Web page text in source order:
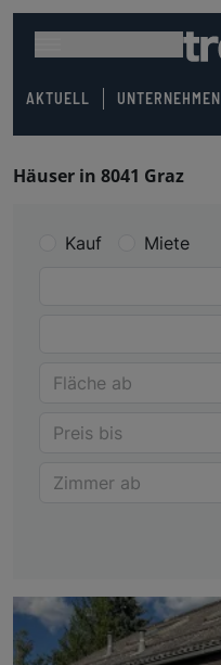
AKTUELL UNTERNEHMEN
Häuser in 8041 Graz
Kauf Miete